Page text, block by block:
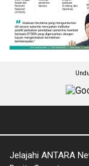
Jelajahi ANTARA